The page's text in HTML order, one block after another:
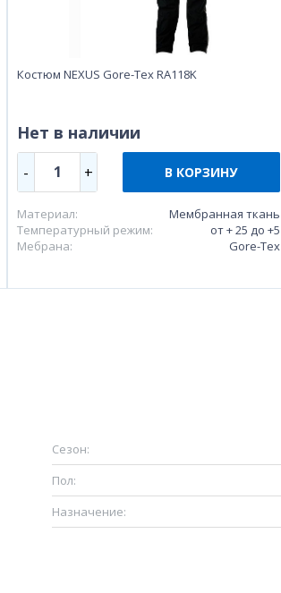
Костюм NEXUS Gore-Tex RA118K
Нет в наличии
- 1 + В КОРЗИНУ
Материал:
Мембранная ткань
Температурный режим:
от + 25 до +5
Мебрана:
Gore-Tex
Сезон:
Пол:
Назначение: